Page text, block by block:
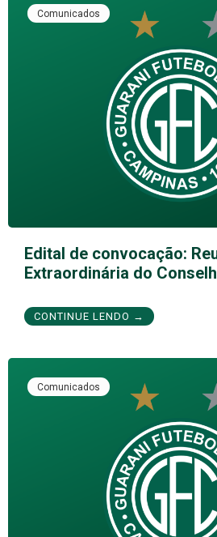
Comunicados
Edital de convocação:
Extraordinária do
CONTINUE LENDO →
Comunicados